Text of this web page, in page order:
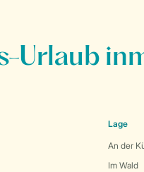
Urlaub
Lage
An der
Im Wald